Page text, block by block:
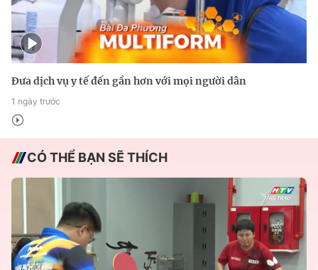
Đưa dịch vụ y tế đến gần hơn với mọi người dân
1 ngày trước
CÓ THỂ BẠN SẼ THÍCH